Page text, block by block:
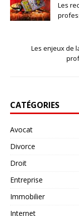
Les
Les enjeux de
CATÉGORIES
Avocat
Divorce
Droit
Entreprise
Immobilier
Internet